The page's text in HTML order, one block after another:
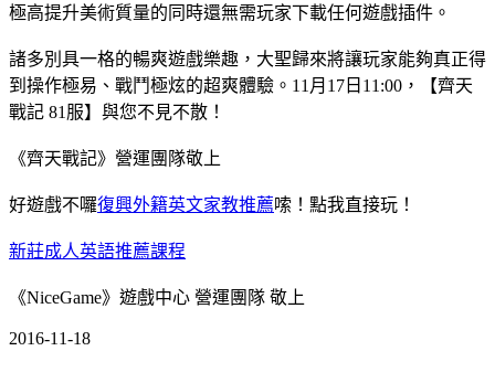
極高提升美術質量的同時還無需玩家下載任何遊戲插件。
諸多別具一格的暢爽遊戲樂趣，大聖歸來將讓玩家能夠真正得
到操作極易、戰鬥極炫的超爽體驗。11月17日11:00，【齊天
戰記 81服】與您不見不散！
《齊天戰記》營運團隊敬上
好遊戲不囉復興外籍英文家教推薦嗦！點我直接玩！
新莊成人英語推薦課程
《NiceGame》遊戲中心 營運團隊 敬上
2016-11-18